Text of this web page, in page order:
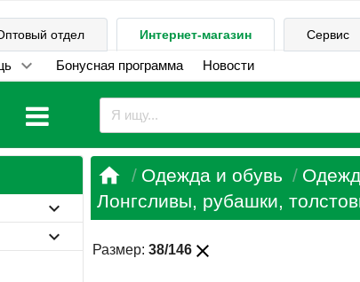
отдел Интернет-магазин Сервис
Бонусная программа Новости
 Одежда и обувь
Лонгсливы, рубашки,
Размер:38/146 close